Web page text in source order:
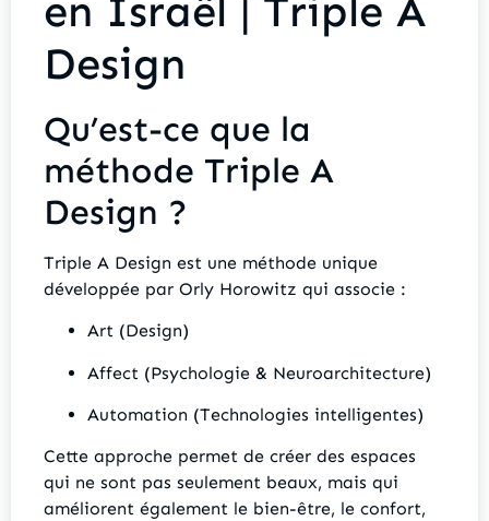
en Israël | Triple A
Design
Qu’est-ce que la
méthode Triple A
Design ?
Triple A Design est une méthode unique
développée par Orly Horowitz qui associe :
Art (Design)
Affect (Psychologie & Neuroarchitecture)
Automation (Technologies intelligentes)
Cette approche permet de créer des espaces
qui ne sont pas seulement beaux, mais qui
améliorent également le bien-être, le confort,